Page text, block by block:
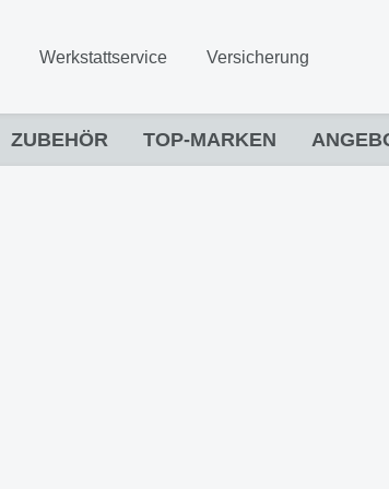
Werkstattservice Versicherung
ZUBEHÖR TOP-MARKEN